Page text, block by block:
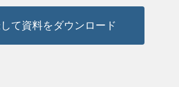
て資料をダウンロード